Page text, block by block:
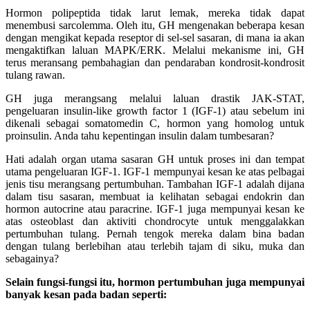
Hormon polipeptida tidak larut lemak, mereka tidak dapat
menembusi sarcolemma. Oleh itu, GH mengenakan beberapa kesan
dengan mengikat kepada reseptor di sel-sel sasaran, di mana ia akan
mengaktifkan laluan MAPK/ERK. Melalui mekanisme ini, GH
terus meransang pembahagian dan pendaraban kondrosit-kondrosit
tulang rawan.
GH juga merangsang melalui laluan drastik JAK-STAT,
pengeluaran insulin-like growth factor 1 (IGF-1) atau sebelum ini
dikenali sebagai somatomedin C, hormon yang homolog untuk
proinsulin. Anda tahu kepentingan insulin dalam tumbesaran?
Hati adalah organ utama sasaran GH untuk proses ini dan tempat
utama pengeluaran IGF-1. IGF-1 mempunyai kesan ke atas pelbagai
jenis tisu merangsang pertumbuhan. Tambahan IGF-1 adalah dijana
dalam tisu sasaran, membuat ia kelihatan sebagai endokrin dan
hormon autocrine atau paracrine. IGF-1 juga mempunyai kesan ke
atas osteoblast dan aktiviti chondrocyte untuk menggalakkan
pertumbuhan tulang. Pernah tengok mereka dalam bina badan
dengan tulang berlebihan atau terlebih tajam di siku, muka dan
sebagainya?
Selain fungsi-fungsi itu, hormon pertumbuhan juga mempunyai
banyak kesan pada badan seperti: